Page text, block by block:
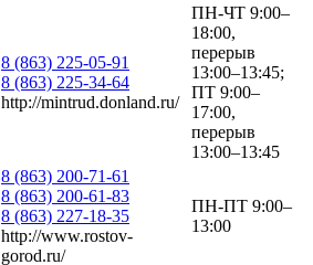
8 (863) 225-05-91
8 (863) 225-34-64
http://mintrud.donland.ru/
ПН-ЧТ 9:00–
18:00,
перерыв
13:00–13:45;
ПТ 9:00–
17:00,
перерыв
13:00–13:45
8 (863) 200-71-61
8 (863) 200-61-83
8 (863) 227-18-35
http://www.rostov-
gorod.ru/
ПН-ПТ 9:00–
13:00